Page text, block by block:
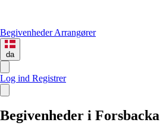
BegivenhederArrangører
da
Log ind Registrer
Begivenheder i Forsbacka